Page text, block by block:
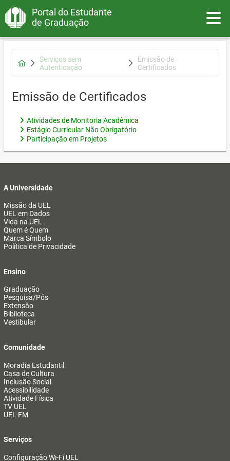
Portal do Estudante
de Graduação
Serviços sem
Autenticação
Emissão de
Certificados
Emissão de Certificados
Atividades de Monitoria Acadêmica
Estágio Curricular Não Obrigatório
Participação em Projetos
A Universidade
Missão da UEL
UEL em Dados
Vida na UEL
Quem é Quem
Marca Símbolo
Política de Privacidade
Ensino
Graduação
Pesquisa/Pós
Extensão
Biblioteca
Vestibular
Comunidade
Moradia Estudantil
Casa de Cultura
Inclusão Social
Acessibilidade
Atividade Física
TV UEL
UEL FM
Serviços
Configuração Wi-Fi UEL